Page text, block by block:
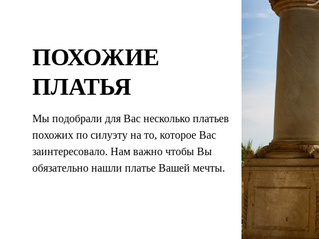
ПОХОЖИЕ
ПЛАТЬЯ
Мы подобрали для Вас несколько платьев
похожих по силуэту на то, которое Вас
заинтересовало. Нам важно чтобы Вы
обязательно нашли платье Вашей мечты.